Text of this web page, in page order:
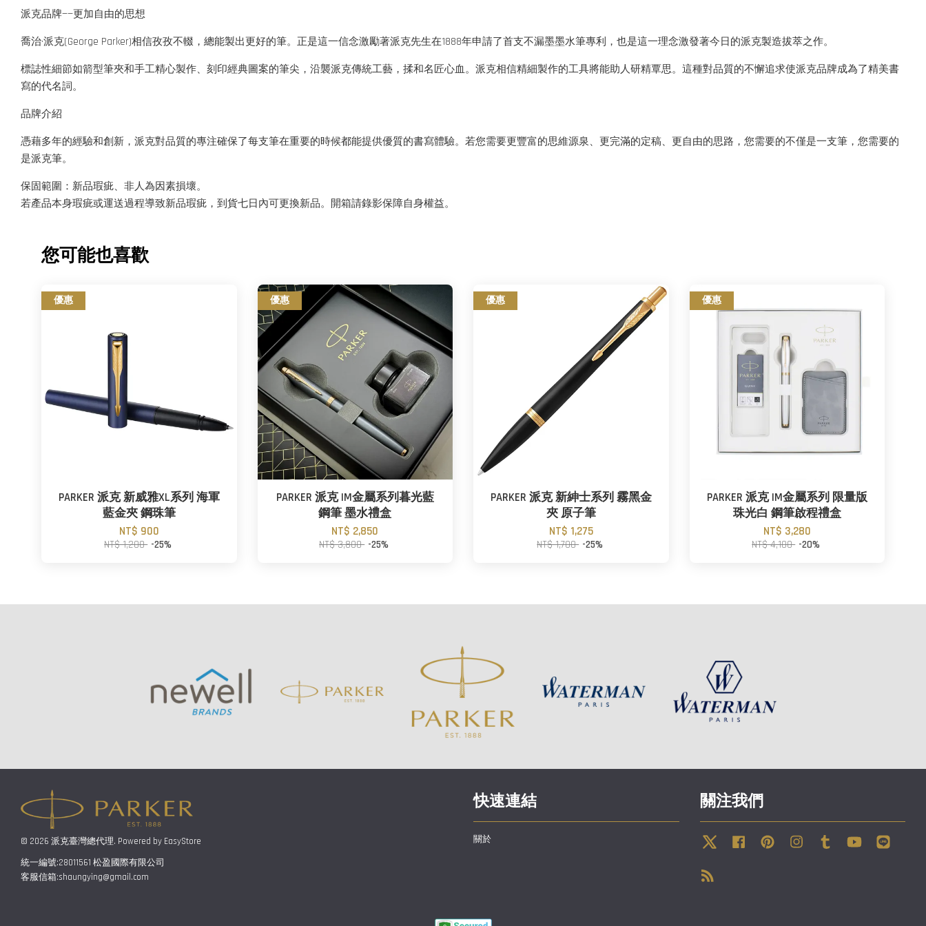
派克品牌——更加自由的思想
喬治·派克(George Parker)相信孜孜不輟，總能製出更好的筆。正是這一信念激勵著派克先生在1888年申請了首支不漏墨墨水筆專利，也是這一理念激發著今日的派克製造拔萃之作。
標誌性細節如箭型筆夾和手工精心製作、刻印經典圖案的筆尖，沿襲派克傳統工藝，揉和名匠心血。派克相信精細製作的工具將能助人研精覃思。這種對品質的不懈追求使派克品牌成為了精美書
寫的代名詞。
品牌介紹
憑藉多年的經驗和創新，派克對品質的專注確保了每支筆在重要的時候都能提供優質的書寫體驗。若您需要更豐富的思維源泉、更完滿的定稿、更自由的思路，您需要的不僅是一支筆，您需要的
是派克筆。
保固範圍：新品瑕疵、非人為因素損壞。
若產品本身瑕疵或運送過程導致新品瑕疵，到貨七日內可更換新品。開箱請錄影保障自身權益。
您可能也喜歡
優惠
PARKER 派克 新威雅XL系列 海軍
藍金夾 鋼珠筆
NT$ 900
NT$ 1,200 -25%
優惠
PARKER 派克 IM金屬系列暮光藍
鋼筆 墨水禮盒
NT$ 2,850
NT$ 3,800 -25%
優惠
PARKER 派克 新紳士系列 霧黑金
夾 原子筆
NT$ 1,275
NT$ 1,700 -25%
優惠
PARKER 派克 IM金屬系列 限量版
珠光白 鋼筆啟程禮盒
NT$ 3,280
NT$ 4,100 -20%
© 2026 派克臺灣總代理. Powered by EasyStore
統一編號:28011561 松盈國際有限公司
客服信箱:shaungying@gmail.com
快速連結
關於
關注我們
Twitter Facebook Pinterest InstagramTumblr YouTube